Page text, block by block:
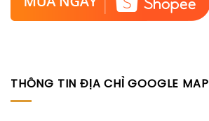
THÔNG TIN ĐỊA CHỈ GOOGLE MAP